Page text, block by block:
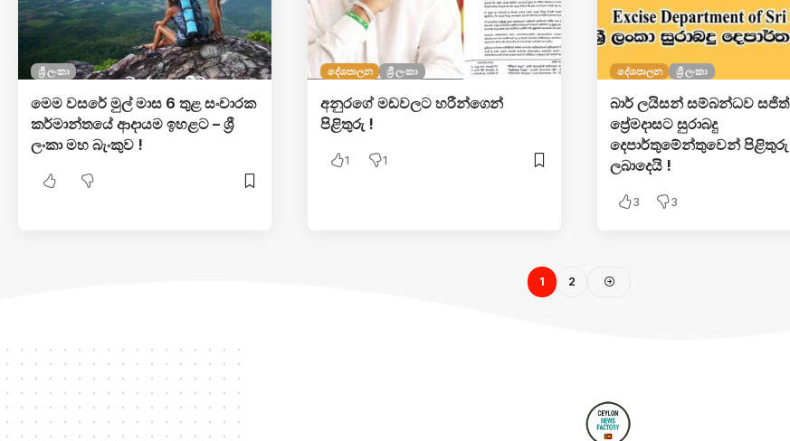
ශ්‍රී ලංකා
මෙම වසරේ මුල් මාස 6 තුළ සංචාරක
කර්මාන්තයේ ආදායම ඉහළට – ශ්‍රී
ලංකා මහ බැංකුව !
දේශපාලන ශ්‍රී ලංකා
අනුරගේ මඩවලට හරීන්ගෙන්
පිළිතුරු !
1 1
දේශපාලන ශ්‍රී ලංකා
බාර් ලයිසන් සම්බන්ධව සජිත්
ප්‍රේමදාසට සුරාබදු
දෙපාර්තුමේන්තුවෙන් පිළිතුරු
ලබාදෙයි !
3 3
1 2